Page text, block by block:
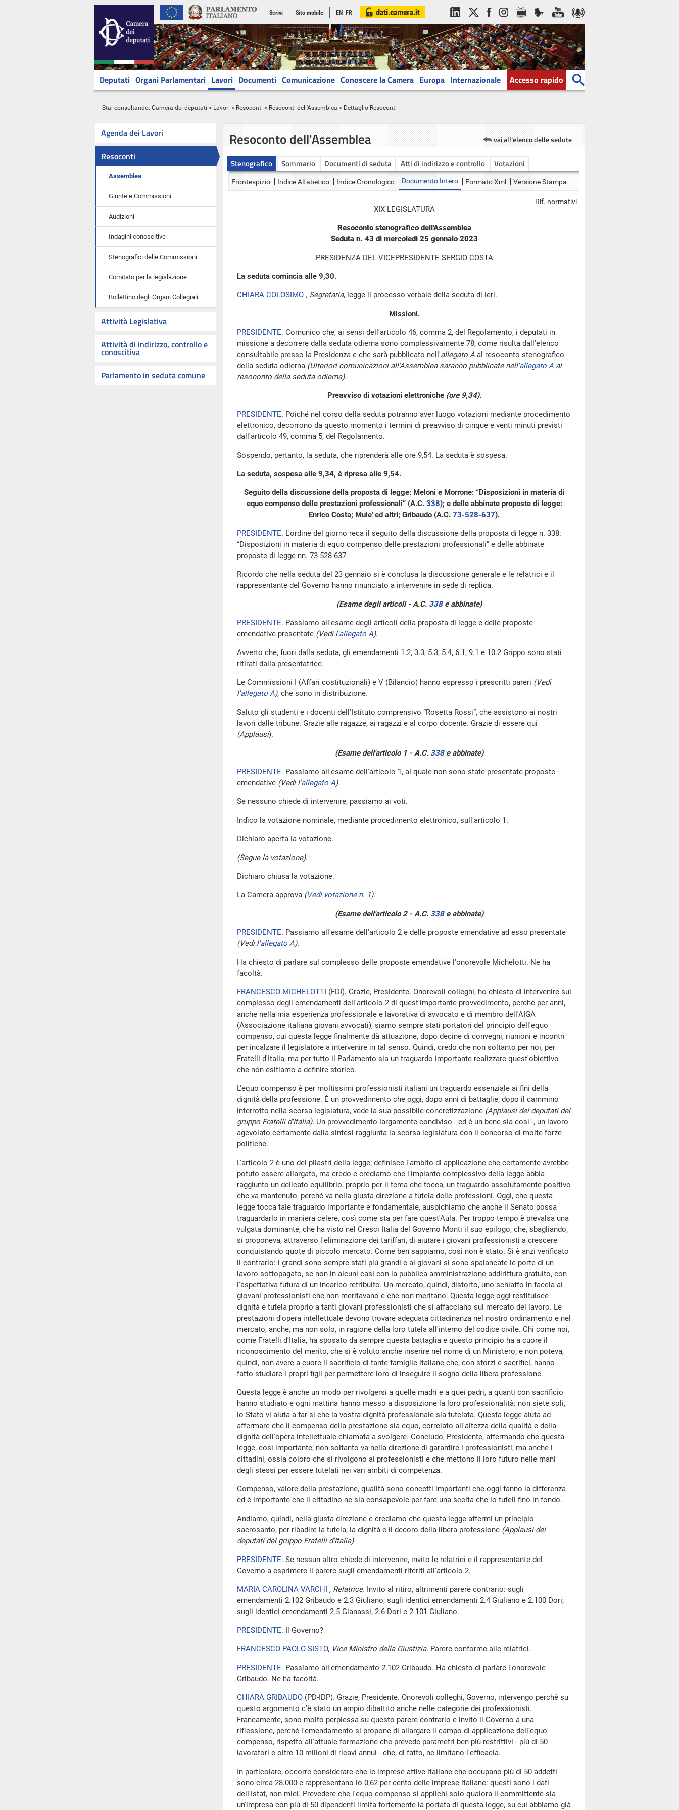
Scrivi Sito mobile EN FR
Deputati Organi Parlamentari Lavori Documenti Comunicazione Conoscere la Camera Europa Internazionale Accesso rapido
Stai consultando: Camera dei deputati > Lavori > Resoconti > Resoconti dell'Assemblea > Dettaglio Resoconti
Agenda dei Lavori
Resoconti
Assemblea
Giunte e Commissioni
Audizioni
Indagini conoscitive
Stenografici delle Commissioni
Comitato per la legislazione
Bollettino degli Organi Collegiali
Attività Legislativa
Attività di indirizzo, controllo e
conoscitiva
Parlamento in seduta comune
Resoconto dell'Assemblea vai all'elenco delle sedute
Stenografico Sommario Documenti di seduta Atti di indirizzo e controllo Votazioni
Frontespizio Indice Alfabetico Indice Cronologico Documento Intero Formato Xml Versione Stampa
Rif. normativi
XIX LEGISLATURA
Resoconto stenografico dell'Assemblea
Seduta n. 43 di mercoledì 25 gennaio 2023
PRESIDENZA DEL VICEPRESIDENTE SERGIO COSTA
La seduta comincia alle 9,30.
CHIARA COLOSIMO , Segretaria, legge il processo verbale della seduta di ieri.
Missioni.
PRESIDENTE. Comunico che, ai sensi dell'articolo 46, comma 2, del Regolamento, i deputati in
missione a decorrere dalla seduta odierna sono complessivamente 78, come risulta dall'elenco
consultabile presso la Presidenza e che sarà pubblicato nell'allegato A al resoconto stenografico
della seduta odierna (Ulteriori comunicazioni all'Assemblea saranno pubblicate nell'allegato A al
resoconto della seduta odierna).
Preavviso di votazioni elettroniche (ore 9,34).
PRESIDENTE. Poiché nel corso della seduta potranno aver luogo votazioni mediante procedimento
elettronico, decorrono da questo momento i termini di preavviso di cinque e venti minuti previsti
dall'articolo 49, comma 5, del Regolamento.
Sospendo, pertanto, la seduta, che riprenderà alle ore 9,54. La seduta è sospesa.
La seduta, sospesa alle 9,34, è ripresa alle 9,54.
Seguito della discussione della proposta di legge: Meloni e Morrone: “Disposizioni in materia di
equo compenso delle prestazioni professionali” (A.C. 338​); e delle abbinate proposte di legge:
Enrico Costa; Mule' ed altri; Gribaudo (A.C. 73​-528​-637​).
PRESIDENTE. L'ordine del giorno reca il seguito della discussione della proposta di legge n. 338:
“Disposizioni in materia di equo compenso delle prestazioni professionali” e delle abbinate
proposte di legge nn. 73-528-637.
Ricordo che nella seduta del 23 gennaio si è conclusa la discussione generale e le relatrici e il
rappresentante del Governo hanno rinunciato a intervenire in sede di replica.
(Esame degli articoli - A.C. 338​ e abbinate)
PRESIDENTE. Passiamo all'esame degli articoli della proposta di legge e delle proposte
emendative presentate (Vedi l'allegato A).
Avverto che, fuori dalla seduta, gli emendamenti 1.2, 3.3, 5.3, 5.4, 6.1, 9.1 e 10.2 Grippo sono stati
ritirati dalla presentatrice.
Le Commissioni I (Affari costituzionali) e V (Bilancio) hanno espresso i prescritti pareri (Vedi
l'allegato A), che sono in distribuzione.
Saluto gli studenti e i docenti dell'Istituto comprensivo “Rosetta Rossi”, che assistono ai nostri
lavori dalle tribune. Grazie alle ragazze, ai ragazzi e al corpo docente. Grazie di essere qui
(Applausi).
(Esame dell'articolo 1 - A.C. 338​ e abbinate)
PRESIDENTE. Passiamo all'esame dell'articolo 1, al quale non sono state presentate proposte
emendative (Vedi l'allegato A).
Se nessuno chiede di intervenire, passiamo ai voti.
Indìco la votazione nominale, mediante procedimento elettronico, sull'articolo 1.
Dichiaro aperta la votazione.
(Segue la votazione).
Dichiaro chiusa la votazione.
La Camera approva (Vedi votazione n. 1).
(Esame dell'articolo 2 - A.C. 338​ e abbinate)
PRESIDENTE. Passiamo all'esame dell'articolo 2 e delle proposte emendative ad esso presentate
(Vedi l'allegato A).
Ha chiesto di parlare sul complesso delle proposte emendative l'onorevole Michelotti. Ne ha
facoltà.
FRANCESCO MICHELOTTI (FDI). Grazie, Presidente. Onorevoli colleghi, ho chiesto di intervenire sul
complesso degli emendamenti dell'articolo 2 di quest'importante provvedimento, perché per anni,
anche nella mia esperienza professionale e lavorativa di avvocato e di membro dell'AIGA
(Associazione italiana giovani avvocati), siamo sempre stati portatori del principio dell'equo
compenso, cui questa legge finalmente dà attuazione, dopo decine di convegni, riunioni e incontri
per incalzare il legislatore a intervenire in tal senso. Quindi, credo che non soltanto per noi, per
Fratelli d'Italia, ma per tutto il Parlamento sia un traguardo importante realizzare quest'obiettivo
che non esitiamo a definire storico.
L'equo compenso è per moltissimi professionisti italiani un traguardo essenziale ai fini della
dignità della professione. È un provvedimento che oggi, dopo anni di battaglie, dopo il cammino
interrotto nella scorsa legislatura, vede la sua possibile concretizzazione (Applausi dei deputati del
gruppo Fratelli d'Italia). Un provvedimento largamente condiviso - ed è un bene sia così -, un lavoro
agevolato certamente dalla sintesi raggiunta la scorsa legislatura con il concorso di molte forze
politiche.
L'articolo 2 è uno dei pilastri della legge; definisce l'ambito di applicazione che certamente avrebbe
potuto essere allargato, ma credo e crediamo che l'impianto complessivo della legge abbia
raggiunto un delicato equilibrio, proprio per il tema che tocca, un traguardo assolutamente positivo
che va mantenuto, perché va nella giusta direzione a tutela delle professioni. Oggi, che questa
legge tocca tale traguardo importante e fondamentale, auspichiamo che anche il Senato possa
traguardarlo in maniera celere, così come sta per fare quest'Aula. Per troppo tempo è prevalsa una
vulgata dominante, che ha visto nel Cresci Italia del Governo Monti il suo epilogo, che, sbagliando,
si proponeva, attraverso l'eliminazione dei tariffari, di aiutare i giovani professionisti a crescere
conquistando quote di piccolo mercato. Come ben sappiamo, così non è stato. Si è anzi verificato
il contrario: i grandi sono sempre stati più grandi e ai giovani si sono spalancate le porte di un
lavoro sottopagato, se non in alcuni casi con la pubblica amministrazione addirittura gratuito, con
l'aspettativa futura di un incarico retribuito. Un mercato, quindi, distorto, uno schiaffo in faccia ai
giovani professionisti che non meritavano e che non meritano. Questa legge oggi restituisce
dignità e tutela proprio a tanti giovani professionisti che si affacciano sul mercato del lavoro. Le
prestazioni d'opera intellettuale devono trovare adeguata cittadinanza nel nostro ordinamento e nel
mercato, anche, ma non solo, in ragione della loro tutela all'interno del codice civile. Chi come noi,
come Fratelli d'Italia, ha sposato da sempre questa battaglia e questo principio ha a cuore il
riconoscimento del merito, che si è voluto anche inserire nel nome di un Ministero; e non poteva,
quindi, non avere a cuore il sacrificio di tante famiglie italiane che, con sforzi e sacrifici, hanno
fatto studiare i propri figli per permettere loro di inseguire il sogno della libera professione.
Questa legge è anche un modo per rivolgersi a quelle madri e a quei padri, a quanti con sacrificio
hanno studiato e ogni mattina hanno messo a disposizione la loro professionalità: non siete soli,
lo Stato vi aiuta a far sì che la vostra dignità professionale sia tutelata. Questa legge aiuta ad
affermare che il compenso della prestazione sia equo, correlato all'altezza della qualità e della
dignità dell'opera intellettuale chiamata a svolgere. Concludo, Presidente, affermando che questa
legge, così importante, non soltanto va nella direzione di garantire i professionisti, ma anche i
cittadini, ossia coloro che si rivolgono ai professionisti e che mettono il loro futuro nelle mani
degli stessi per essere tutelati nei vari ambiti di competenza.
Compenso, valore della prestazione, qualità sono concetti importanti che oggi fanno la differenza
ed è importante che il cittadino ne sia consapevole per fare una scelta che lo tuteli fino in fondo.
Andiamo, quindi, nella giusta direzione e crediamo che questa legge affermi un principio
sacrosanto, per ribadire la tutela, la dignità e il decoro della libera professione (Applausi dei
deputati del gruppo Fratelli d'Italia).
PRESIDENTE. Se nessun altro chiede di intervenire, invito le relatrici e il rappresentante del
Governo a esprimere il parere sugli emendamenti riferiti all'articolo 2.
MARIA CAROLINA VARCHI , Relatrice. Invito al ritiro, altrimenti parere contrario: sugli
emendamenti 2.102 Gribaudo e 2.3 Giuliano; sugli identici emendamenti 2.4 Giuliano e 2.100 Dori;
sugli identici emendamenti 2.5 Gianassi, 2.6 Dori e 2.101 Giuliano.
PRESIDENTE. Il Governo?
FRANCESCO PAOLO SISTO, Vice Ministro della Giustizia. Parere conforme alle relatrici.
PRESIDENTE. Passiamo all'emendamento 2.102 Gribaudo. Ha chiesto di parlare l'onorevole
Gribaudo. Ne ha facoltà.
CHIARA GRIBAUDO (PD-IDP). Grazie, Presidente. Onorevoli colleghi, Governo, intervengo perché su
questo argomento c'è stato un ampio dibattito anche nelle categorie dei professionisti.
Francamente, sono molto perplessa su questo parere contrario e invito il Governo a una
riflessione, perché l'emendamento si propone di allargare il campo di applicazione dell'equo
compenso, rispetto all'attuale formazione che prevede parametri ben più restrittivi - più di 50
lavoratori e oltre 10 milioni di ricavi annui - che, di fatto, ne limitano l'efficacia.
In particolare, occorre considerare che le imprese attive italiane che occupano più di 50 addetti
sono circa 28.000 e rappresentano lo 0,62 per cento delle imprese italiane: questi sono i dati
dell'Istat, non miei. Prevedere che l'equo compenso si applichi solo qualora il committente sia
un'impresa con più di 50 dipendenti limita fortemente la portata di questa legge, su cui abbiamo già